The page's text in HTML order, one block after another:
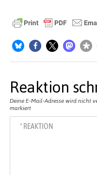
Reaktion
Deine E-Mail-Adresse wird nicht
markiert